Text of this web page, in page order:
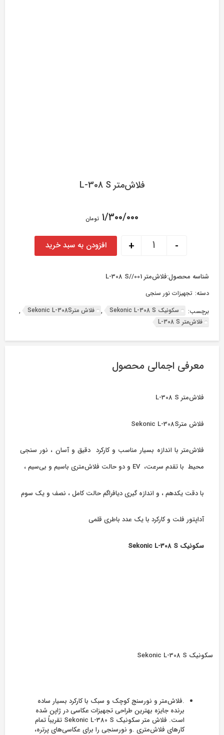
فلاش‌متر L-308 S
۱/۳۰۰/۰۰۰ تومان
-
+ افزودن به سبد خرید
شناسه محصول:فلاش‌متر L-308 S//001
دسته: تجهیزات نور سنجی
برچسب:
سکونیک Sekonic L-308 S , فلاش مترSekonic L-308S
,
فلاش‌متر L-308 S
معرفی اجمالی محصول
فلاش‌متر L-308 S
فلاش مترSekonic L-308S
فلاش‌متر با اندازه بسیار مناسب و کارکرد دقیق و آسان ، نور سنجی
محیط با تقدم سرعت، EV و دو حالت فلاش‌متری باسیم و بی‌سیم ،
با دقت یکدهم ، و اندازه گیری دیافراگم حالت کامل ، نصف و یک سوم
آداپتور فلت و کارکرد با یک عدد باطری قلمی
سکونیک Sekonic L-308 S
سکونیک Sekonic L-308 S
.فلاش‌متر و نورسنج کوچک و سبک با کارکرد بسیار ساده
برنده جایزه بهترین طراحی تجهیزات عکاسی در ژاپن شده
است. فلاش متر سکونیک Sekonic L-380 S تقریباً تمام
کارهای فلاش‌متری .و نورسنجی را برای عکاسی‌های پرتره،